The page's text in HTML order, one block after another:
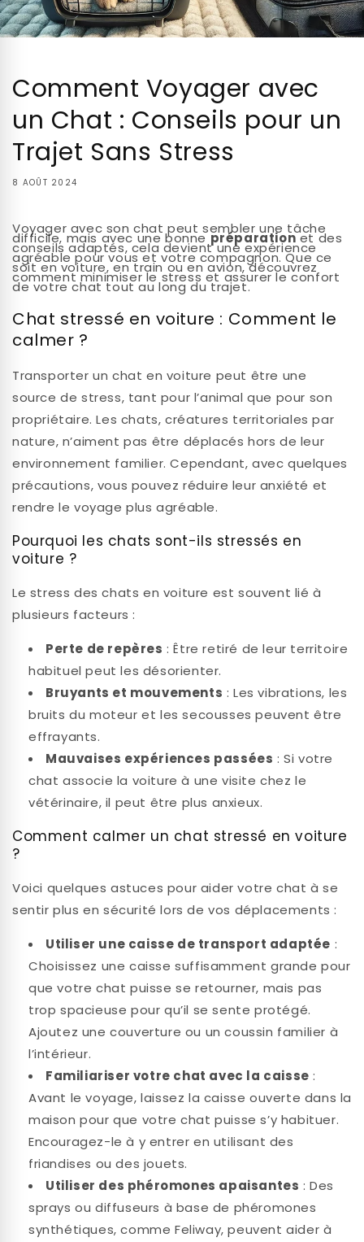
Comment Voyager avec
un Chat : Conseils pour un
Trajet Sans Stress
8 AOÛT 2024
Voyager avec son chat peut sembler une tâche
difficile, mais avec une bonnepréparationet des
conseils adaptés, cela devient une expérience
agréable pour vous et votre compagnon. Que ce
soit en voiture, en train ou en avion, découvrez
comment minimiser le stress et assurer le confort
de votre chat tout au long du trajet.
Chat stressé en voiture : Comment le
calmer ?
Transporter un chat en voiture peut être une
source de stress, tant pour l’animal que pour son
propriétaire. Les chats, créatures territoriales par
nature, n’aiment pas être déplacés hors de leur
environnement familier. Cependant, avec quelques
précautions, vous pouvez réduire leur anxiété et
rendre le voyage plus agréable.
Pourquoi les chats sont-ils stressés en
voiture ?
Le stress des chats en voiture est souvent lié à
plusieurs facteurs :
Perte de repères : Être retiré de leur territoire
habituel peut les désorienter.
Bruyants et mouvements : Les vibrations, les
bruits du moteur et les secousses peuvent être
effrayants.
Mauvaises expériences passées : Si votre
chat associe la voiture à une visite chez le
vétérinaire, il peut être plus anxieux.
Comment calmer un chat stressé en voiture
?
Voici quelques astuces pour aider votre chat à se
sentir plus en sécurité lors de vos déplacements :
Utiliser une caisse de transport adaptée :
Choisissez une caisse suffisamment grande pour
que votre chat puisse se retourner, mais pas
trop spacieuse pour qu’il se sente protégé.
Ajoutez une couverture ou un coussin familier à
l’intérieur.
Familiariser votre chat avec la caisse :
Avant le voyage, laissez la caisse ouverte dans la
maison pour que votre chat puisse s’y habituer.
Encouragez-le à y entrer en utilisant des
friandises ou des jouets.
Utiliser des phéromones apaisantes : Des
sprays ou diffuseurs à base de phéromones
synthétiques, comme Feliway, peuvent aider à